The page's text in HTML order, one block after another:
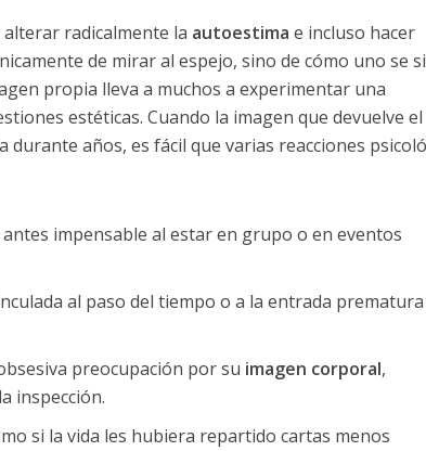
radicalmente la autoestima e incluso hacer
de mirar al espejo, sino de cómo uno se
propia lleva a muchos a experimentar una
estéticas. Cuando la imagen que devuelve el
años, es fácil que varias reacciones
antes impensable al estar en grupo o en eventos
al paso del tiempo o a la entrada
preocupación por su imagen corporal,
inspección.
si la vida les hubiera repartido cartas menos